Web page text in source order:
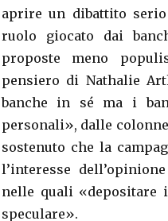
aprire un dibattito
ruolo giocato dai
proposte meno
pensiero di Nathalie
banche in sé ma i
personali», dalle
sostenuto che la
l’interesse
nelle quali «depositare
speculare».